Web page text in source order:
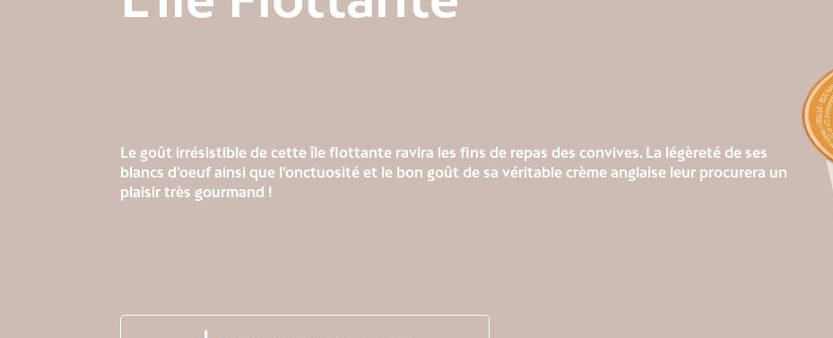
Le goût irrésistible de cette île flottante ravira les fins de repas des convives. La légèreté de ses
blancs d’oeuf ainsi que l’onctuosité et le bon goût de sa véritable crème anglaise leur procurera un
plaisir très gourmand !